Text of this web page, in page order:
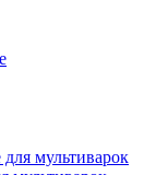
мультиварок